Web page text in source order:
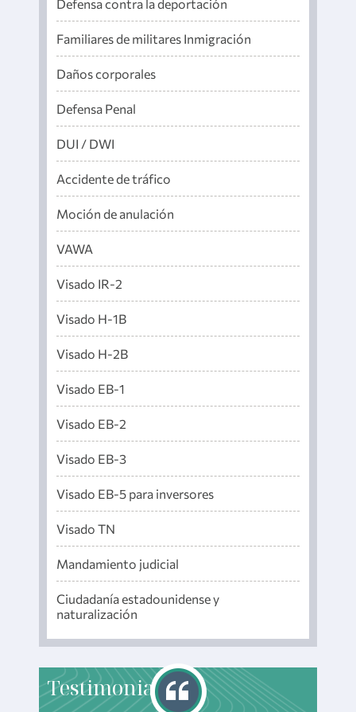
Defensa contra la deportación
Familiares de militares Inmigración
Daños corporales
Defensa Penal
DUI / DWI
Accidente de tráfico
Moción de anulación
VAWA
Visado IR-2
Visado H-1B
Visado H-2B
Visado EB-1
Visado EB-2
Visado EB-3
Visado EB-5 para inversores
Visado TN
Mandamiento judicial
Ciudadanía estadounidense y
naturalización
Testimonials